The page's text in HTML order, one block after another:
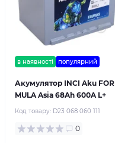
в наявності популярний
Акумулятор INCI Aku FOR
MULA Asia 68Ah 600A L+
Код товару: D23 068 060 111
0